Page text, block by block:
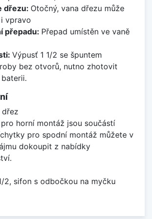
dřezu: Otočný, vana dřezu může
vpravo
přepadu: Přepad umístěn ve vaně
Výpusť 1 1/2 se špuntem
bez otvorů, nutno zhotovit
horní montáž jsou součástí
pro spodní montáž můžete v
dokoupit z nabídky
2, sifon s odbočkou na myčku